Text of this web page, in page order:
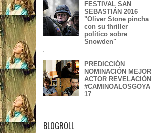
FESTIVAL SAN
SEBASTIÁN 2016
"Oliver Stone pincha
con su thriller
político sobre
Snowden"
PREDICCIÓN
NOMINACIÓN MEJOR
ACTOR REVELACIÓN
#CAMINOALOSGOYA
17
BLOGROLL